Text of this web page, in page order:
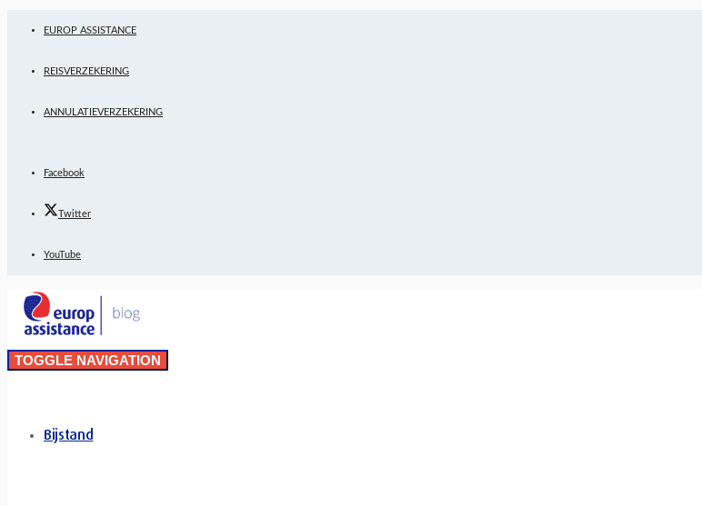
EUROP ASSISTANCE
REISVERZEKERING
ANNULATIEVERZEKERING
Facebook
Twitter
YouTube
TOGGLE NAVIGATION
Bijstand